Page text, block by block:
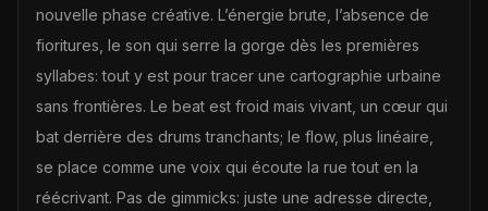
nouvelle phase créative. L’énergie brute, l’absence de
fioritures, le son qui serre la gorge dès les premières
syllabes: tout y est pour tracer une cartographie urbaine
sans frontières. Le beat est froid mais vivant, un cœur qui
bat derrière des drums tranchants; le flow, plus linéaire,
se place comme une voix qui écoute la rue tout en la
réécrivant. Pas de gimmicks: juste une adresse directe,